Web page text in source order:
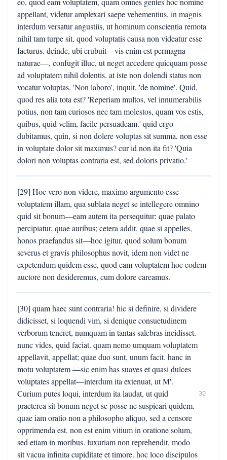
appellant, videtur amplexari saepe vehementius, in magnis
interdum versatur angustiis, ut hominum conscientia remota
nihil tam turpe sit, quod voluptatis causa non videatur esse
facturus. deinde, ubi erubuit—vis enim est permagna
naturae—, confugit illuc, ut neget accedere quicquam posse
ad voluptatem nihil dolentis. at iste non dolendi status non
vocatur voluptas. 'Non laboro', inquit, 'de nomine'. Quid,
quod res alia tota est? 'Reperiam multos, vel innumerabilis
potius, non tam curiosos nec tam molestos, quam vos estis,
quibus, quid velim, facile persuadeam.' quid ergo
dubitamus, quin, si non dolere voluptas sit summa, non esse
in voluptate dolor sit maximus? cur id non ita fit? 'Quia
dolori non voluptas contraria est, sed doloris privatio.'
[29] Hoc vero non videre, maximo argumento esse
voluptatem illam, qua sublata neget se intellegere omnino
quid sit bonum—eam autem ita persequitur: quae palato
percipiatur, quae auribus; cetera addit, quae si appelles,
honos praefandus sit—hoc igitur, quod solum bonum
severus et gravis philosophus novit, idem non videt ne
expetendum quidem esse, quod eam voluptatem hoc eodem
auctore non desideremus, cum dolore careamus.
[30] quam haec sunt contraria! hic si definire, si dividere
didicisset, si loquendi vim, si denique consuetudinem
verborum teneret, numquam in tantas salebras incidisset.
nunc vides, quid faciat. quam nemo umquam voluptatem
appellavit, appellat; quae duo sunt, unum facit. hanc in
motu voluptatem —sic enim has suaves et quasi dulces
voluptates appellat—interdum ita extenuat, ut M'.
Curium putes loqui, interdum ita laudat, ut quid
praeterea sit bonum neget se posse ne suspicari quidem.
quae iam oratio non a philosopho aliquo, sed a censore
opprimenda est. non est enim vitium in oratione solum,
sed etiam in moribus. luxuriam non reprehendit, modo
sit vacua infinita cupiditate et timore. hoc loco discipulos
30